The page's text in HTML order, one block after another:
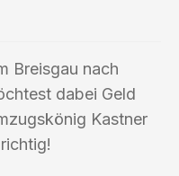
Breisgau nach
dabei Geld
Kastner